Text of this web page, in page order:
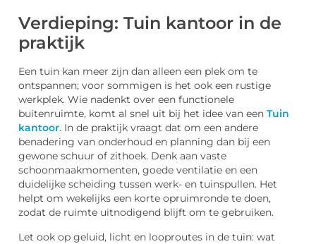
Verdieping: Tuin kantoor in de
praktijk
Een tuin kan meer zijn dan alleen een plek om te
ontspannen; voor sommigen is het ook een rustige
werkplek. Wie nadenkt over een functionele
buitenruimte, komt al snel uit bij het idee van een Tuin
kantoor. In de praktijk vraagt dat om een andere
benadering van onderhoud en planning dan bij een
gewone schuur of zithoek. Denk aan vaste
schoonmaakmomenten, goede ventilatie en een
duidelijke scheiding tussen werk- en tuinspullen. Het
helpt om wekelijks een korte opruimronde te doen,
zodat de ruimte uitnodigend blijft om te gebruiken.
Let ook op geluid, licht en looproutes in de tuin: wat